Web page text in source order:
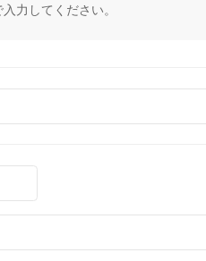
力してください。